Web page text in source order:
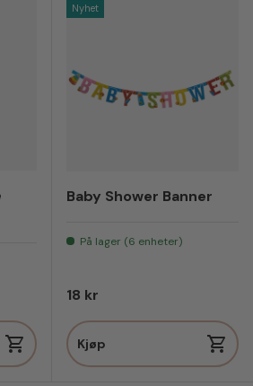
Nyhet
Baby Shower Banner
På lager (6 enheter)
Vanlig pris
18 kr
Kjøp